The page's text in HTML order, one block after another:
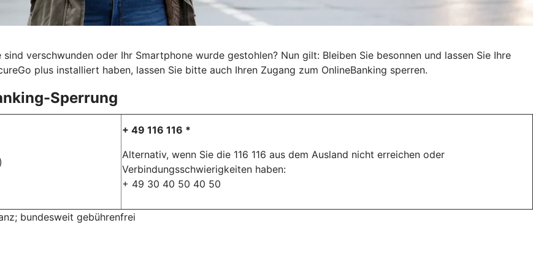
verschwunden oder Ihr Smartphone wurde gestohlen? Nun gilt: Bleiben Sie besonnen und lassen Sie Ihre
plus installiert haben, lassen Sie bitte auch Ihren Zugang zum OnlineBanking sperren.
Sperrung
+ 49 116 116 *
Alternativ, wenn Sie die 116 116 aus dem Ausland nicht erreichen oder
Verbindungsschwierigkeiten haben:
+ 49 30 40 50 40 50
bundesweit gebührenfrei